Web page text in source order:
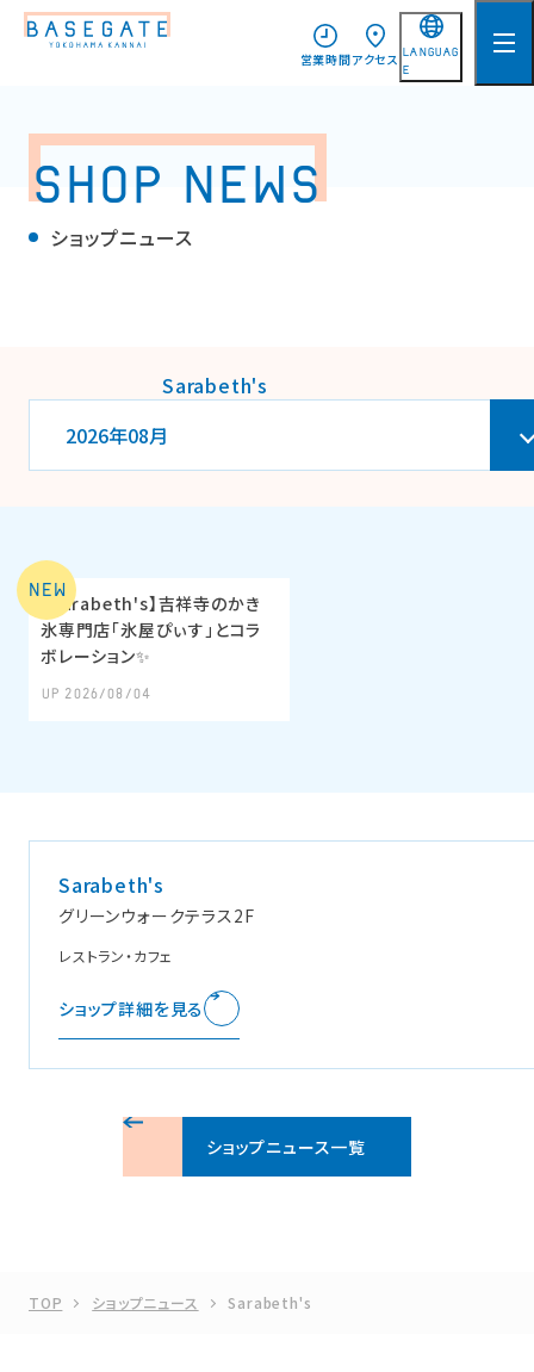
営業時間アクセス LANGUAG
E
SHOP NEWS
ショップニュース
Sarabeth's
2026年08月
2026年05月
2026年03月
NEW
【Sarabeth's】吉祥寺のかき
氷専門店「氷屋ぴぃす」とコラ
ボレーション✨
UP 2026/08/04
Sarabeth's
グリーンウォークテラス2F
レストラン・カフェ
ショップ詳細を見る
ショップニュース一覧
TOP ショップニュース Sarabeth's